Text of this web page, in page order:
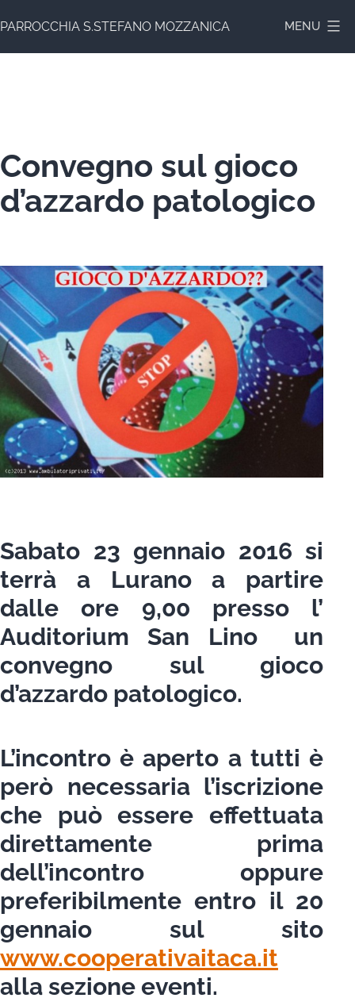
al
contenuto
PARROCCHIA S.STEFANO MOZZANICA MENU
Convegno sul gioco
d’azzardo patologico
Sabato 23 gennaio 2016 si
terrà a Lurano a partire
dalle ore 9,00 presso l’
Auditorium San Lino un
convegno sul gioco
d’azzardo patologico.
L’incontro è aperto a tutti è
però necessaria l’iscrizione
che può essere effettuata
direttamente prima
dell’incontro oppure
preferibilmente entro il 20
gennaio sul sito
www.cooperativaitaca.it
alla sezione eventi.